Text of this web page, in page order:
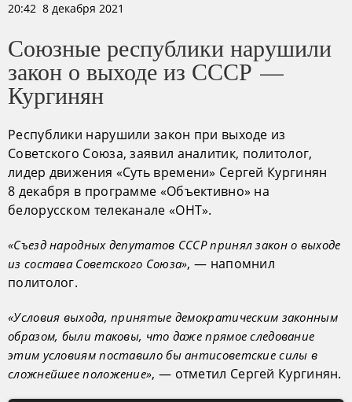
20:42 8 декабря 2021
Союзные республики нарушили
закон о выходе из СССР —
Кургинян
Республики нарушили закон при выходе из
Советского Союза, заявил аналитик, политолог,
лидер движения «Суть времени» Сергей Кургинян
8 декабря в программе «Объективно» на
белорусском телеканале «ОНТ».
«Съезд народных депутатов СССР принял закон о выходе
из состава Советского Союза», — напомнил
политолог.
«Условия выхода, принятые демократическим законным
образом, были таковы, что даже прямое следование
этим условиям поставило бы антисоветские силы в
сложнейшее положение», — отметил Сергей Кургинян.